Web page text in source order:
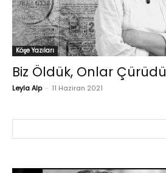
Köşe Yazıları
Biz Öldük, Onlar Çürüdü
Leyla Alp - 11 Haziran 2021